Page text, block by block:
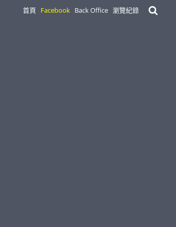
首頁 Facebook Back Office 瀏覽紀錄